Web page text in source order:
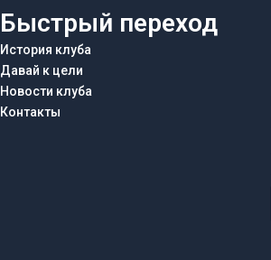
Быстрый переход
История клуба
Давай к цели
Новости клуба
Контакты